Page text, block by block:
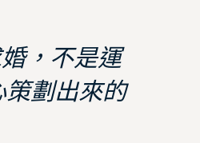
，不是運
劃出來的